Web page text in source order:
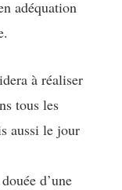
adéquation
à réaliser
tous les
aussi le jour
d’une